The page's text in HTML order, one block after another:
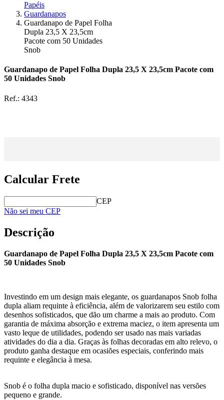
Papéis
Guardanapos
Guardanapo de Papel Folha
Dupla 23,5 X 23,5cm
Pacote com 50 Unidades
Snob
Guardanapo de Papel Folha Dupla 23,5 X 23,5cm Pacote com
50 Unidades Snob
Ref.: 4343
Calcular Frete
CEP
Não sei meu CEP
Descrição
Guardanapo de Papel Folha Dupla 23,5 X 23,5cm Pacote com
50 Unidades Snob
Investindo em um design mais elegante, os guardanapos Snob folha
dupla aliam requinte à eficiência, além de valorizarem seu estilo com
desenhos sofisticados, que dão um charme a mais ao produto. Com
garantia de máxima absorção e extrema maciez, o item apresenta um
vasto leque de utilidades, podendo ser usado nas mais variadas
atividades do dia a dia. Graças às folhas decoradas em alto relevo, o
produto ganha destaque em ocasiões especiais, conferindo mais
requinte e elegância à mesa.
Snob é o folha dupla macio e sofisticado, disponível nas versões
pequeno e grande.